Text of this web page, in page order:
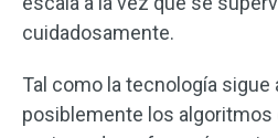
cuidadosamente.
Tal como la tecnología sigue
posiblemente los algoritmos